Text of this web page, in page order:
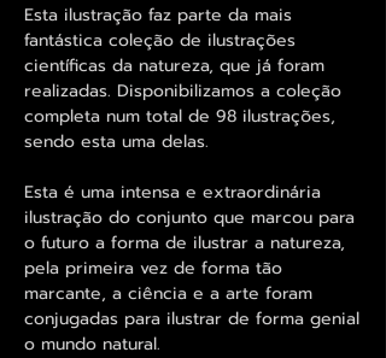
Esta ilustração faz parte da mais
fantástica coleção de ilustrações
científicas da natureza, que já foram
realizadas. Disponibilizamos a coleção
completa num total de 98 ilustrações,
sendo esta uma delas.
Esta é uma intensa e extraordinária
ilustração do conjunto que marcou para
o futuro a forma de ilustrar a natureza,
pela primeira vez de forma tão
marcante, a ciência e a arte foram
conjugadas para ilustrar de forma genial
o mundo natural.